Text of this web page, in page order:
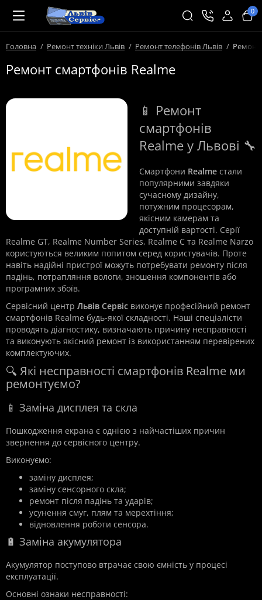
0
Головна Ремонт техніки Львів Ремонт телефонів Львів Ремонт
Ремонт смартфонів Realme
📱 Ремонт
смартфонів
Realme у Львові 🔧
Смартфони Realme стали
популярними завдяки
сучасному дизайну,
потужним процесорам,
якісним камерам та
доступній вартості. Серії
Realme GT, Realme Number Series, Realme C та Realme Narzo
користуються великим попитом серед користувачів. Проте
навіть надійні пристрої можуть потребувати ремонту після
падінь, потрапляння вологи, зношення компонентів або
програмних збоїв.
Сервісний центр Львів Сервіс виконує професійний ремонт
смартфонів Realme будь-якої складності. Наші спеціалісти
проводять діагностику, визначають причину несправності
та виконують якісний ремонт із використанням перевірених
комплектуючих.
🔍 Які несправності смартфонів Realme ми
ремонтуємо?
📱 Заміна дисплея та скла
Пошкодження екрана є однією з найчастіших причин
звернення до сервісного центру.
Виконуємо:
заміну дисплея;
заміну сенсорного скла;
ремонт після падінь та ударів;
усунення смуг, плям та мерехтіння;
відновлення роботи сенсора.
🔋 Заміна акумулятора
Акумулятор поступово втрачає свою ємність у процесі
експлуатації.
Основні ознаки несправності: